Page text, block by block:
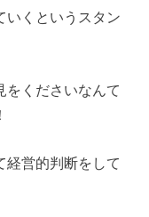
いくというスタン
をくださいなんて
経営的判断をして